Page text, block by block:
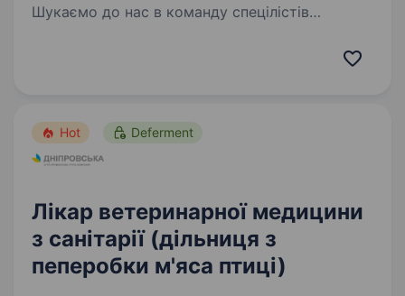
Шукаємо до нас в команду спецілістів
Hot Deferment
Лікар ветеринарної медицини
з санітарії (дільниця з
пеперобки м'яса птиці)